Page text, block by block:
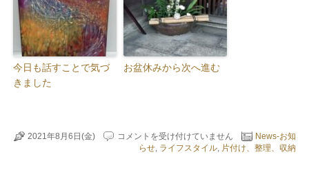
今日も話すことで気づ
きました
お盆休みから次へ進む
2021年8月6日(金)
今
コメントを受け付けていません
News-お知
らせ, ライフスタイル, 片付け、整理、収納